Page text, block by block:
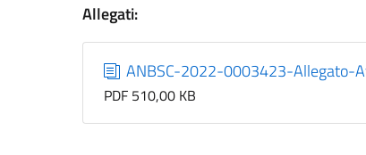
Allegati:
ANBSC-2022-0003423-Allegato-
PDF 510,00 KB